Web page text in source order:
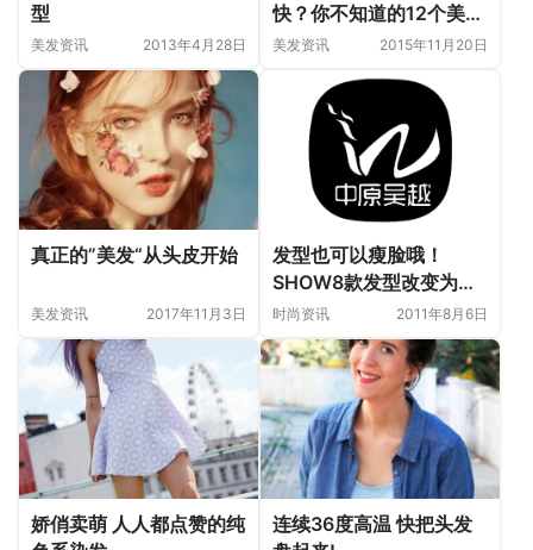
型
美发资讯 2013年4月28日
快？你不知道的12个美发
真相！
美发资讯 2015年11月20日
真正的”美发“从头皮开始
美发资讯 2017年11月3日
发型也可以瘦脸哦！
SHOW8款发型改变为巴
掌脸
时尚资讯 2011年8月6日
娇俏卖萌 人人都点赞的纯
连续36度高温 快把头发